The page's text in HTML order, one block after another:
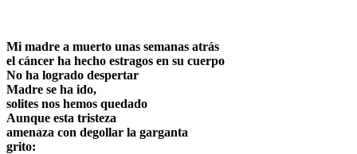
Mi madre a muerto unas semanas atrás
el cáncer ha hecho estragos en su cuerpo
No ha logrado despertar
Madre se ha ido,
solites nos hemos quedado
Aunque esta tristeza
amenaza con degollar la garganta
grito: